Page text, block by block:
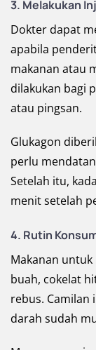
3. Melakukan
Dokter dapat
apabila
makanan atau
dilakukan bagi
atau pingsan.
Glukagon
perlu
Setelah itu,
menit setelah
4. Rutin
Makanan
buah, cokelat
rebus. Camilan
darah sudah